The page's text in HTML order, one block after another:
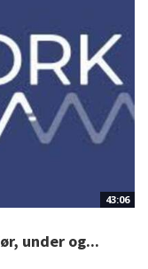
43:06
under og...